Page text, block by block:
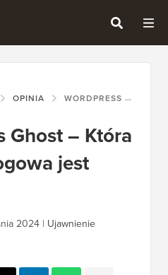
OPINIA WORDPRESS VS GHOST – KTÓRA PLATFORMA BLOGOWA JEST LEPSZA?
Ghost – Która
jest
2024 | Ujawnienie